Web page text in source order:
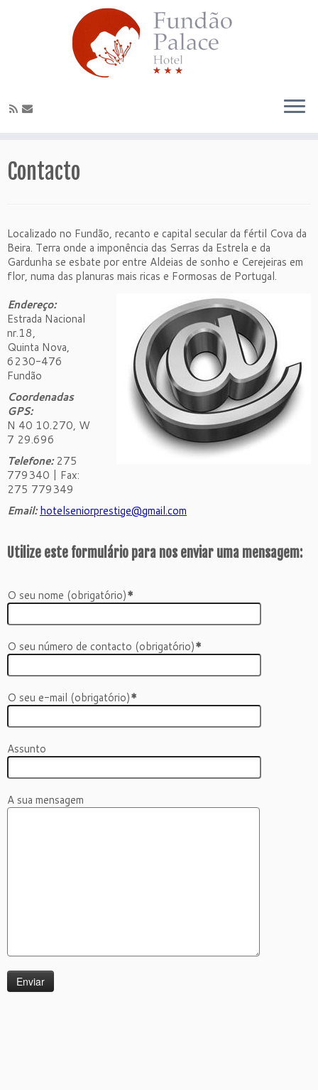
Contacto
Localizado no Fundão, recanto e capital secular da fértil Cova da
Beira. Terra onde a imponência das Serras da Estrela e da
Gardunha se esbate por entre Aldeias de sonho e Cerejeiras em
flor, numa das planuras mais ricas e Formosas de Portugal.
Endereço:
Estrada Nacional
nr.18,
Quinta Nova,
6230-476
Fundão
Coordenadas
GPS:
N 40 10.270, W
7 29.696
Telefone:275
779340 | Fax:
275 779349
Email: hotelseniorprestige@gmail.com
Utilize este formulário para nos enviar uma mensagem:
O seu nome (obrigatório)*
O seu número de contacto (obrigatório)*
O seu e-mail (obrigatório)*
Assunto
A sua mensagem